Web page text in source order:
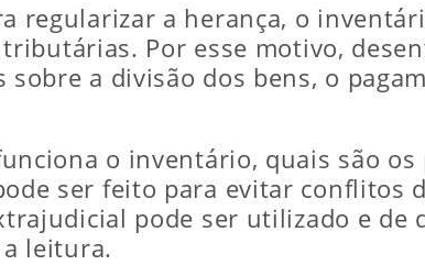
regularizar a herança, o
Por esse motivo,
a divisão dos bens, o
o inventário, quais são
ser feito para evitar conflitos
pode ser utilizado e de
leitura.